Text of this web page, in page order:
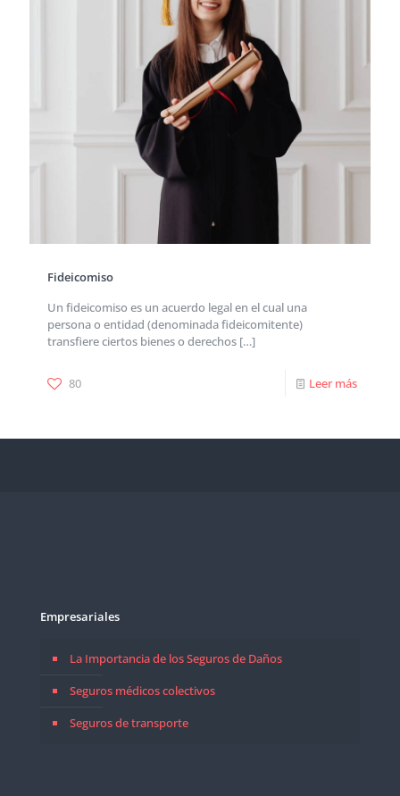
Fideicomiso
Un fideicomiso es un acuerdo legal en el cual una
persona o entidad (denominada fideicomitente)
transfiere ciertos bienes o derechos […]
80 Leer más
Empresariales
La Importancia de los Seguros de Daños
Seguros médicos colectivos
Seguros de transporte